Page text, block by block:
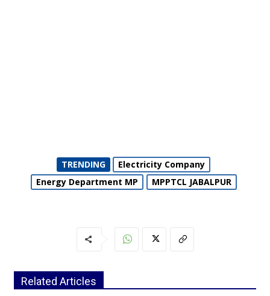
TRENDING
Electricity Company
Energy Department MP
MPPTCL JABALPUR
Related Articles